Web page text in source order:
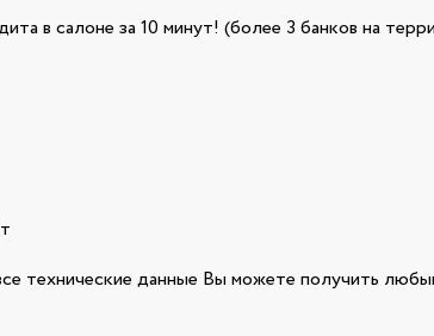
в салоне за 10 минут! (более 3 банков на
технические данные Вы можете получить